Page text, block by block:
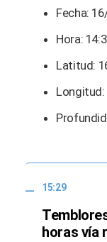
Fecha:
Hora:
Latitud:
Longitud:
15:29
horas vía